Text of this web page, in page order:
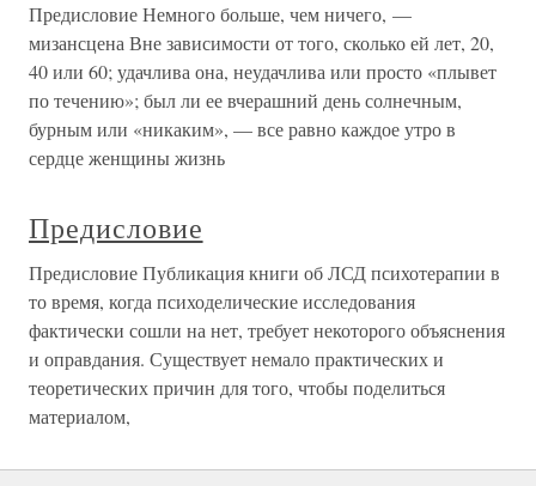
Предисловие Немного больше, чем ничего, —
мизансцена Вне зависимости от того, сколько ей лет, 20,
40 или 60; удачлива она, неудачлива или просто «плывет
по течению»; был ли ее вчерашний день солнечным,
бурным или «никаким», — все равно каждое утро в
сердце женщины жизнь
Предисловие
Предисловие Публикация книги об ЛСД психотерапии в
то время, когда психоделические исследования
фактически сошли на нет, требует некоторого объяснения
и оправдания. Существует немало практических и
теоретических причин для того, чтобы поделиться
материалом,